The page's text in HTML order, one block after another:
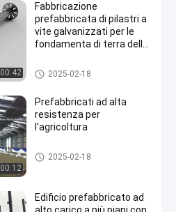
00:42
Fabbricazione
prefabbricata di pilastri a
vite galvanizzati per le
fondamenta di terra delle
Ancoraggi a terra elicoidali
2025-02-18
00:12
Prefabbricati ad alta
resistenza per
l'agricoltura
Edifici in acciaio per l'agricoltu
ra
2025-02-18
Edificio prefabbricato ad